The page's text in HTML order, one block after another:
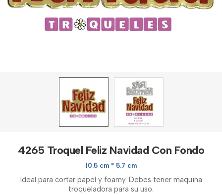
4265 Troquel Feliz Navidad Con Fondo
10.5 cm * 5.7 cm
Ideal para cortar papel y foamy. Debes tener maquina
troqueladora para su uso.